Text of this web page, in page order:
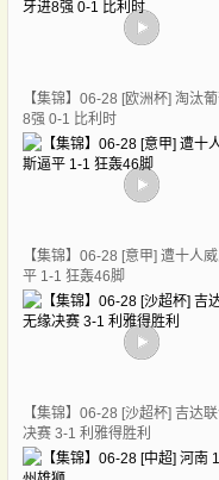
【集锦】06-28 [欧洲杯] 淘汰
8强 0-1 比利时
【集锦】06-28 [意甲] 遭十人
平 1-1 狂轰46脚
【集锦】06-28 [沙超杯] 吉达
决赛 3-1 利雅得胜利